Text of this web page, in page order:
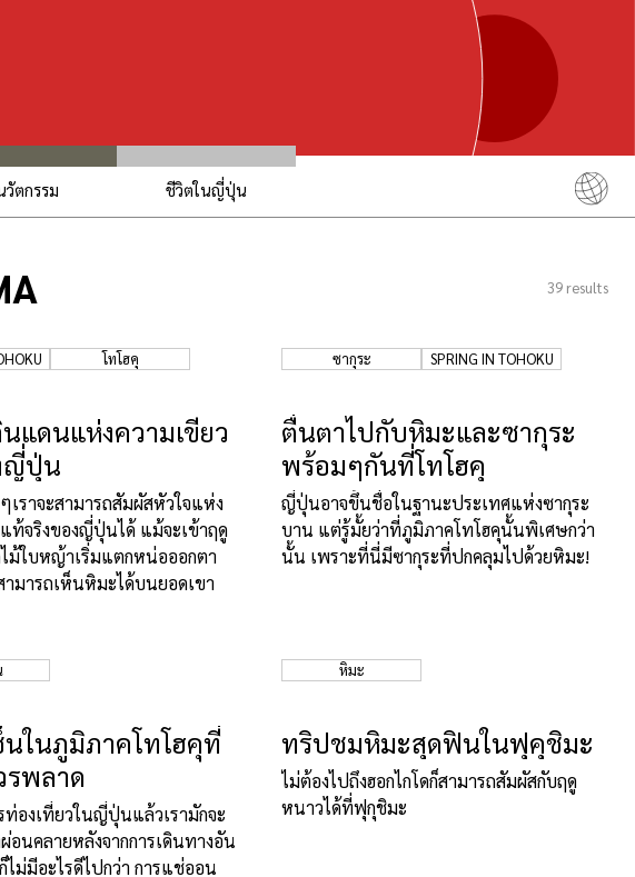
วัตกรรม ชีวิตในญี่ปุ่น
繁體中文
한국어
39 results
โทโฮคุ
แดนแห่งความเขียว
ญี่ปุ่น
เราจะสามารถสัมผัสหัวใจแห่ง
ท้จริงของญี่ปุ่นได้ แม้จะเข้าฤดู
ม้ใบหญ้าเริ่มแตกหน่อออกตา
มารถเห็นหิมะได้บนยอดเขา
ซากุระ SPRING IN TOHOKU
ตื่นตาไปกับหิมะและซากุระ
พร้อมๆกันที่โทโฮคุ
ญี่ปุ่นอาจขึ้นชื่อในฐานะประเทศแห่งซากุระ
บาน แต่รู้มั้ยว่าที่ภูมิภาคโทโฮคุนั้นพิเศษกว่า
นั้น เพราะที่นี่มีซากุระที่ปกคลุมไปด้วยหิมะ!
นในภูมิภาคโทโฮคุที่
พลาด
ท่องเที่ยวในญี่ปุ่นแล้วเรามักจะ
อนคลายหลังจากการเดินทางอัน
ไม่มีอะไรดีไปกว่า การแช่ออน
หิมะ
ทริปชมหิมะสุดฟินในฟุคุชิมะ
ไม่ต้องไปถึงฮอกไกโดก็สามารถสัมผัสกับฤดู
หนาวได้ที่ฟุกุชิมะ